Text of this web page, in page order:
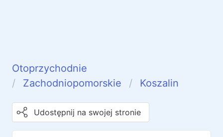
Otoprzychodnie
Zachodniopomorskie
Koszalin
Udostępnij na swojej stronie